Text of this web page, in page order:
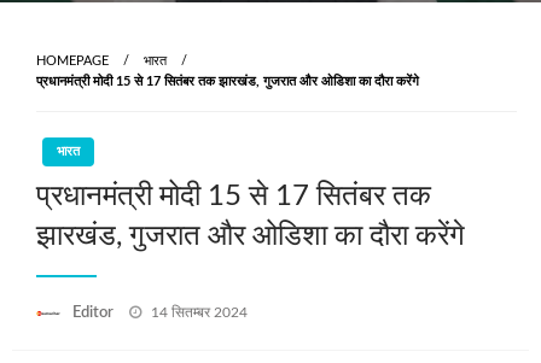
HOMEPAGE
भारत
प्रधानमंत्री मोदी 15 से 17 सितंबर तक झारखंड, गुजरात और ओडिशा का दौरा करेंगे
भारत
प्रधानमंत्री मोदी 15 से 17 सितंबर तक
झारखंड, गुजरात और ओडिशा का दौरा करेंगे
Editor
Posted
14 सितम्बर 2024